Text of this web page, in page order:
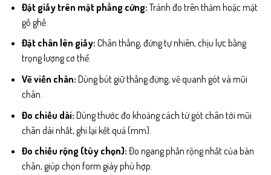
Đặt giấy trên mặt phẳng cứng:Tránh đo trên thảm hoặc mặt
gồ ghề.
Đặt chân lên giấy: Chân thẳng, đứng tự nhiên, chịu lực bằng
trọng lượng cơ thể.
Vẽ viền chân: Dùng bút giữ thẳng đứng, vẽ quanh gót và mũi
chân.
Đo chiều dài: Dùng thước đo khoảng cách từ gót chân tới mũi
chân dài nhất, ghi lại kết quả (mm).
Đo chiều rộng (tùy chọn): Đo ngang phần rộng nhất của bàn
chân, giúp chọn form giày phù hợp.